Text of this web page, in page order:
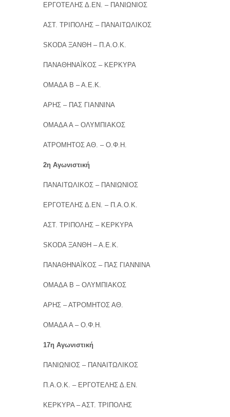
ΕΡΓΟΤΕΛΗΣ Δ.ΕΝ. – ΠΑΝΙΩΝΙΟΣ
ΑΣΤ. ΤΡΙΠΟΛΗΣ – ΠΑΝΑΙΤΩΛΙΚΟΣ
SKODA ΞΑΝΘΗ – Π.Α.Ο.Κ.
ΠΑΝΑΘΗΝΑΪΚΟΣ – ΚΕΡΚΥΡΑ
ΟΜΑΔΑ Β – Α.Ε.Κ.
ΑΡΗΣ – ΠΑΣ ΓΙΑΝΝΙΝΑ
ΟΜΑΔΑ Α – ΟΛΥΜΠΙΑΚΟΣ
ΑΤΡΟΜΗΤΟΣ ΑΘ. – Ο.Φ.Η.
2η Αγωνιστική
ΠΑΝΑΙΤΩΛΙΚΟΣ – ΠΑΝΙΩΝΙΟΣ
ΕΡΓΟΤΕΛΗΣ Δ.ΕΝ. – Π.Α.Ο.Κ.
ΑΣΤ. ΤΡΙΠΟΛΗΣ – ΚΕΡΚΥΡΑ
SKODA ΞΑΝΘΗ – Α.Ε.Κ.
ΠΑΝΑΘΗΝΑΪΚΟΣ – ΠΑΣ ΓΙΑΝΝΙΝΑ
ΟΜΑΔΑ Β – ΟΛΥΜΠΙΑΚΟΣ
ΑΡΗΣ – ΑΤΡΟΜΗΤΟΣ ΑΘ.
ΟΜΑΔΑ Α – Ο.Φ.Η.
17η Αγωνιστική
ΠΑΝΙΩΝΙΟΣ – ΠΑΝΑΙΤΩΛΙΚΟΣ
Π.Α.Ο.Κ. – ΕΡΓΟΤΕΛΗΣ Δ.ΕΝ.
ΚΕΡΚΥΡΑ – ΑΣΤ. ΤΡΙΠΟΛΗΣ